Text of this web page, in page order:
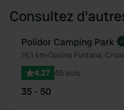
Consultez
Polidor Camping Park
16,1 km•Općina Funtana,
4.27 45 avis
35 - 50